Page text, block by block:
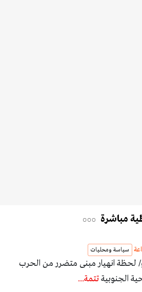
مباشرة
سياسة ومحليات
لحظة انهيار مبنى متضرر من الحرب
الجنوبيةتتمة...